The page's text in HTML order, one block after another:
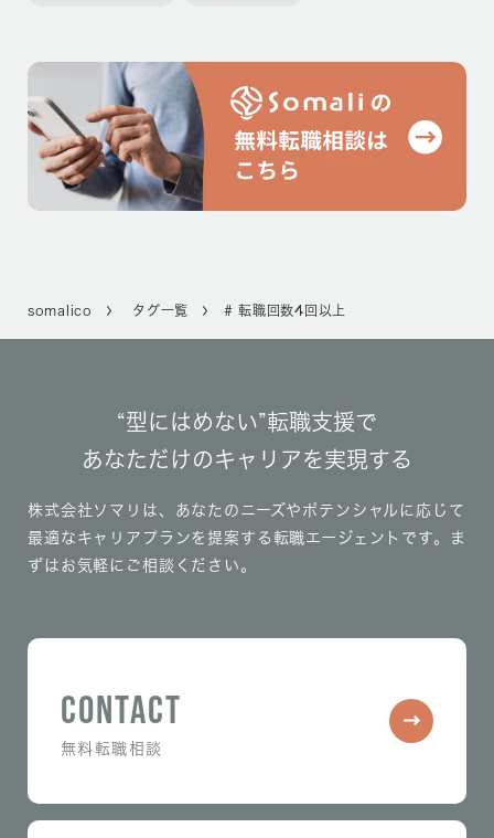
somalico タグ一覧 # 転職回数4回以上
“型にはめない”転職支援で
あなただけのキャリアを実現する
株式会社ソマリは、あなたのニーズやポテンシャルに応じて
最適なキャリアプランを提案する転職エージェントです。
ま
ずはお気軽にご相談ください。
CONTACT
無料転職相談